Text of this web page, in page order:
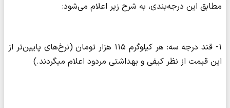
مطابق این درجه‌بندی، به شرح زیر اعلام می‌شود:
۱- قند درجه سه: هر کیلوگرم ۱۱۵ هزار تومان (نرخ‌های پایین‌تر از
این قیمت از نظر کیفی و بهداشتی مردود اعلام میگردند.)